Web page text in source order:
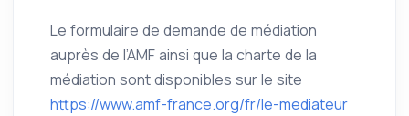
Le formulaire de demande de médiation
auprès de l’AMF ainsi que la charte de la
médiation sont disponibles sur le site
https://www.amf-france.org/fr/le-mediateur